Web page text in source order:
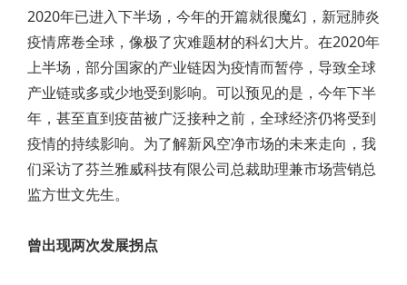
2020年已进入下半场，今年的开篇就很魔幻，新冠肺炎
疫情席卷全球，像极了灾难题材的科幻大片。在2020年
上半场，部分国家的产业链因为疫情而暂停，导致全球
产业链或多或少地受到影响。可以预见的是，今年下半
年，甚至直到疫苗被广泛接种之前，全球经济仍将受到
疫情的持续影响。为了解新风空净市场的未来走向，我
们采访了芬兰雅威科技有限公司总裁助理兼市场营销总
监方世文先生。
曾出现两次发展拐点